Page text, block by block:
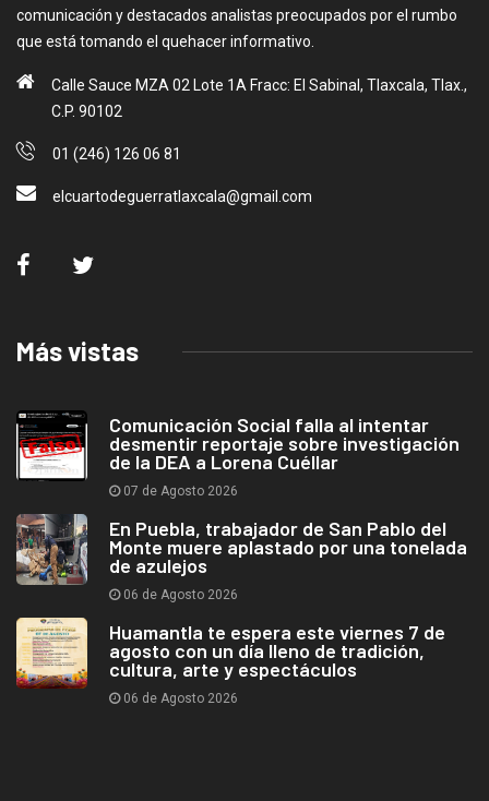
comunicación y destacados analistas preocupados por el rumbo
que está tomando el quehacer informativo.
Calle Sauce MZA 02 Lote 1A Fracc: El Sabinal, Tlaxcala, Tlax.,
C.P. 90102
01 (246) 126 06 81
elcuartodeguerratlaxcala@gmail.com
Más vistas
Comunicación Social falla al intentar
desmentir reportaje sobre investigación
de la DEA a Lorena Cuéllar
07 de Agosto 2026
En Puebla, trabajador de San Pablo del
Monte muere aplastado por una tonelada
de azulejos
06 de Agosto 2026
Huamantla te espera este viernes 7 de
agosto con un día lleno de tradición,
cultura, arte y espectáculos
06 de Agosto 2026